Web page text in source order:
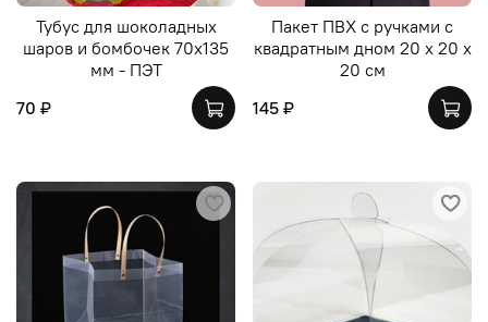
Тубус для шоколадных
шаров и бомбочек 70х135
мм - ПЭТ
70 ₽
Пакет ПВХ с ручками с
квадратным дном 20 х 20 х
20 см
145 ₽